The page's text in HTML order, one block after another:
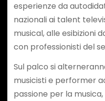
esperienze da
nazionali ai talent
musical, alle esibizioni
con professionisti del
Sul palco si
musicisti e performer
passione per la